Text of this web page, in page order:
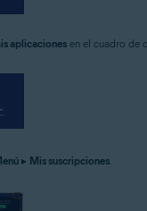
aplicaciones en el cuadro de
▸ Mis suscripciones.